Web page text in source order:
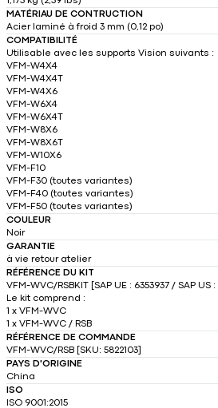
MATÉRIAU DE CONTRUCTION
Acier laminé à froid 3 mm (0,12 po)
COMPATIBILITÉ
Utilisable avec les supports Vision suivants :
VFM-W4X4
VFM-W4X4T
VFM-W4X6
VFM-W6X4
VFM-W6X4T
VFM-W8X6
VFM-W8X6T
VFM-W10X6
VFM-F10
VFM-F30 (toutes variantes)
VFM-F40 (toutes variantes)
VFM-F50 (toutes variantes)
COULEUR
Noir
GARANTIE
à vie retour atelier
RÉFÉRENCE DU KIT
VFM-WVC/RSBKIT [SAP UE : 6353937 / SAP US : ]
Le kit comprend :
1 x VFM-WVC
1 x VFM-WVC / RSB
RÉFÉRENCE DE COMMANDE
VFM-WVC/RSB [SKU: 5822103]
PAYS D'ORIGINE
China
ISO
ISO 9001:2015